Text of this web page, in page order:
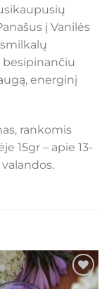
į Vanilės
besipinančiu
energinį
rankomis
15gr – apie 13-
Mėgstamiausias